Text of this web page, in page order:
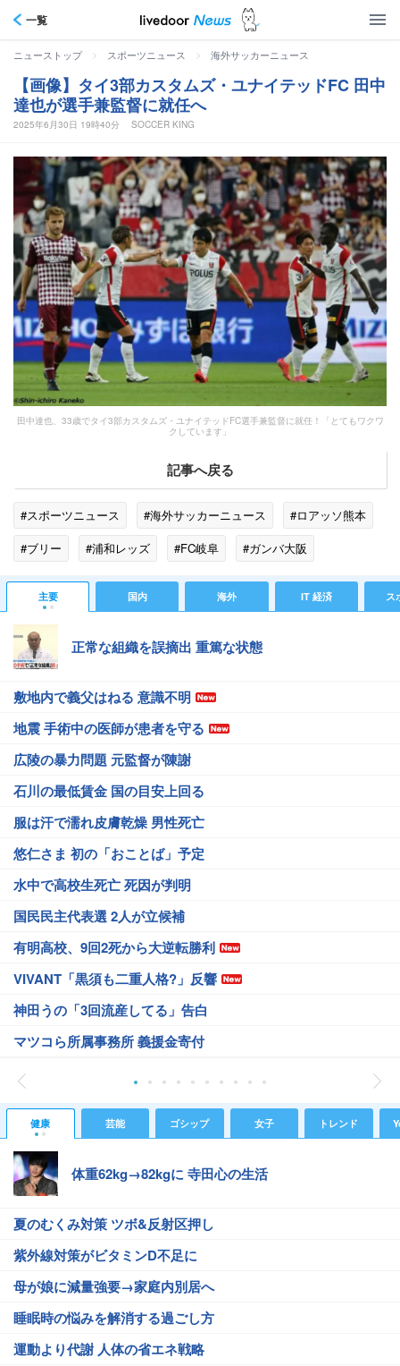
一覧
ニューストップ > スポーツニュース > 海外サッカーニュース
【画像】タイ3部カスタムズ・ユナイテッドFC 田中
達也が選手兼監督に就任へ
2025年6月30日 19時40分 SOCCER KING
田中達也、33歳でタイ3部カスタムズ・ユナイテッドFC選手兼監督に就任！「とてもワクワ
クしています」
記事へ戻る
#スポーツニュース #海外サッカーニュース
#ロアッソ熊本
#ブリー
#浦和レッズ #FC岐阜
#ガンバ大阪
#田中達也
#SNS #大分トリニータ
#アビスパ福岡
#スポーツニュース・トピックス
主要 国内 海外 IT 経済 ス
正常な組織を誤摘出 重篤な状態
敷地内で義父はねる 意識不明
地震 手術中の医師が患者を守る
広陵の暴力問題 元監督が陳謝
石川の最低賃金 国の目安上回る
服は汗で濡れ皮膚乾燥 男性死亡
悠仁さま 初の「おことば」予定
水中で高校生死亡 死因が判明
国民民主代表選 2人が立候補
有明高校、9回2死から大逆転勝利
VIVANT「黒須も二重人格?」反響
神田うの「3回流産してる」告白
マツコら所属事務所 義援金寄付
健康 芸能 ゴシップ 女子 トレンド
体重62kg→82kgに 寺田心の生活
夏のむくみ対策 ツボ&反射区押し
紫外線対策がビタミンD不足に
母が娘に減量強要→家庭内別居へ
睡眠時の悩みを解消する過ごし方
運動より代謝 人体の省エネ戦略